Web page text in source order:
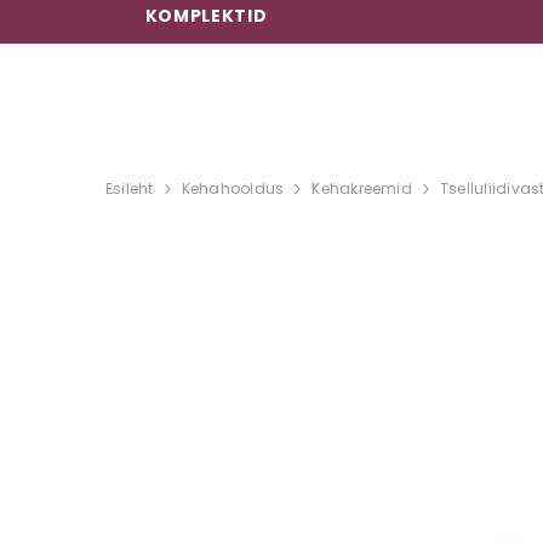
KOMPLEKTID
Esileht Kehahooldus Kehakreemid